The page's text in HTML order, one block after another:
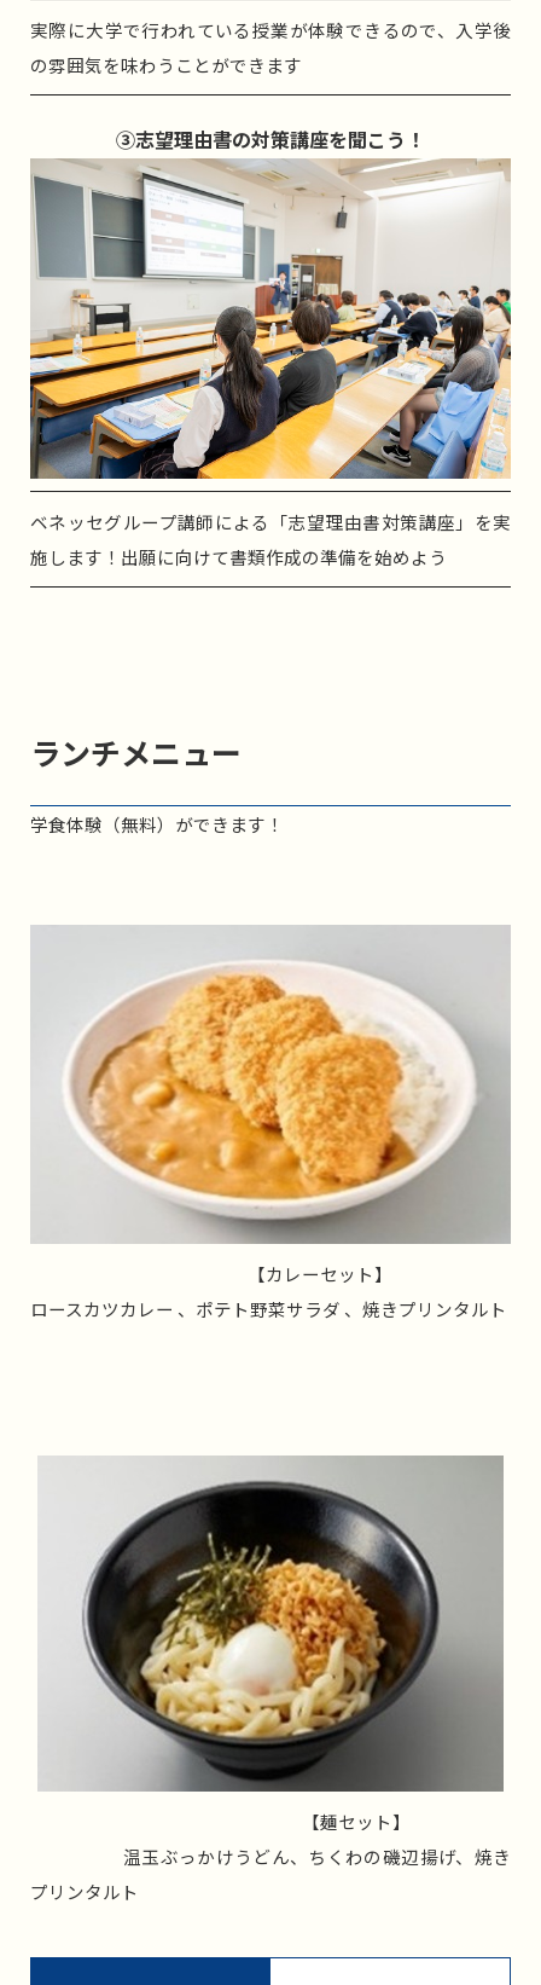
実際に大学で行われている授業が体験できるので、入学後
の雰囲気を味わうことができます
③志望理由書の対策講座を聞こう！
ベネッセグループ講師による「志望理由書対策講座」を実
施します！出願に向けて書類作成の準備を始めよう
ランチメニュー
学食体験（無料）ができます！
【カレーセット】
ロースカツカレー 、ポテト野菜サラダ 、焼きプリンタルト
【麺セット】
温玉ぶっかけうどん、ちくわの磯辺揚げ、焼き
プリンタルト